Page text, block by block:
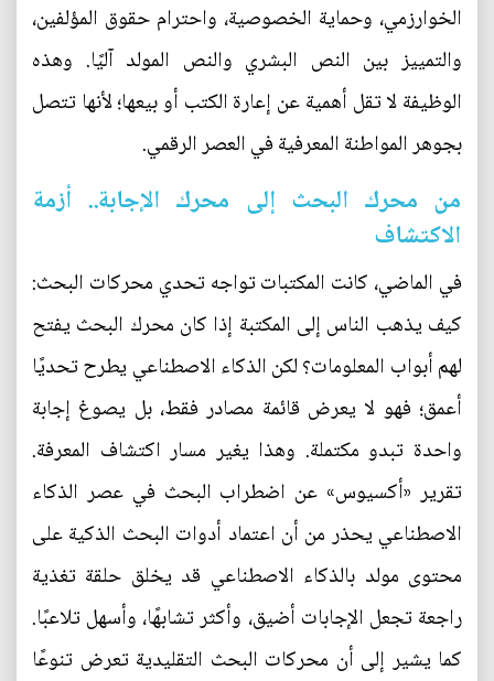
الخوارزمي، وحماية الخصوصية، واحترام حقوق المؤلفين،
والتمييز بين النص البشري والنص المولد آليًا. وهذه
الوظيفة لا تقل أهمية عن إعارة الكتب أو بيعها؛ لأنها تتصل
بجوهر المواطنة المعرفية في العصر الرقمي.
من محرك البحث إلى محرك الإجابة.. أزمة
الاكتشاف
في الماضي، كانت المكتبات تواجه تحدي محركات البحث:
كيف يذهب الناس إلى المكتبة إذا كان محرك البحث يفتح
لهم أبواب المعلومات؟ لكن الذكاء الاصطناعي يطرح تحديًا
أعمق؛ فهو لا يعرض قائمة مصادر فقط، بل يصوغ إجابة
واحدة تبدو مكتملة. وهذا يغير مسار اكتشاف المعرفة.
تقرير «أكسيوس» عن اضطراب البحث في عصر الذكاء
الاصطناعي يحذر من أن اعتماد أدوات البحث الذكية على
محتوى مولد بالذكاء الاصطناعي قد يخلق حلقة تغذية
راجعة تجعل الإجابات أضيق، وأكثر تشابهًا، وأسهل تلاعبًا.
كما يشير إلى أن محركات البحث التقليدية تعرض تنوعًا